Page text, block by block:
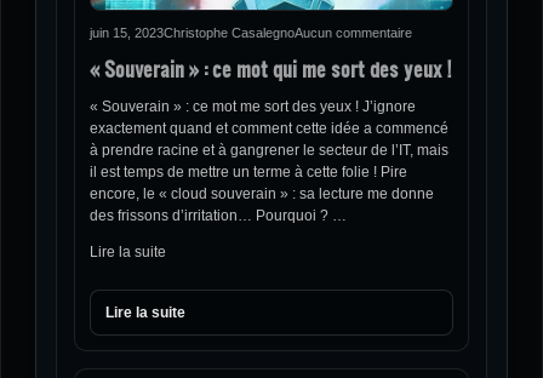
juin 15, 2023Christophe CasalegnoAucun commentaire
« Souverain » : ce mot qui me sort des yeux !
« Souverain » : ce mot me sort des yeux ! J’ignore
exactement quand et comment cette idée a commencé
à prendre racine et à gangrener le secteur de l’IT, mais
il est temps de mettre un terme à cette folie ! Pire
encore, le « cloud souverain » : sa lecture me donne
des frissons d’irritation… Pourquoi ? …
Lire la suite
Lire la suite